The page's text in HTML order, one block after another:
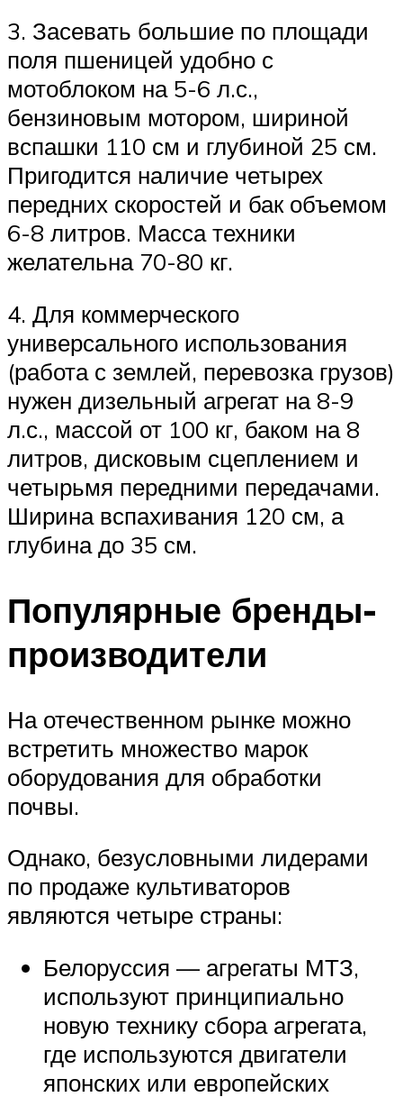
3. Засевать большие по площади
поля пшеницей удобно с
мотоблоком на 5-6 л.с.,
бензиновым мотором, шириной
вспашки 110 см и глубиной 25 см.
Пригодится наличие четырех
передних скоростей и бак объемом
6-8 литров. Масса техники
желательна 70-80 кг.
4. Для коммерческого
универсального использования
(работа с землей, перевозка грузов)
нужен дизельный агрегат на 8-9
л.с., массой от 100 кг, баком на 8
литров, дисковым сцеплением и
четырьмя передними передачами.
Ширина вспахивания 120 см, а
глубина до 35 см.
Популярные бренды-
производители
На отечественном рынке можно
встретить множество марок
оборудования для обработки
почвы.
Однако, безусловными лидерами
по продаже культиваторов
являются четыре страны:
Белоруссия — агрегаты МТЗ,
используют принципиально
новую технику сбора агрегата,
где используются двигатели
японских или европейских